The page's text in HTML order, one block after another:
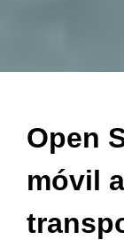
Open
móvil